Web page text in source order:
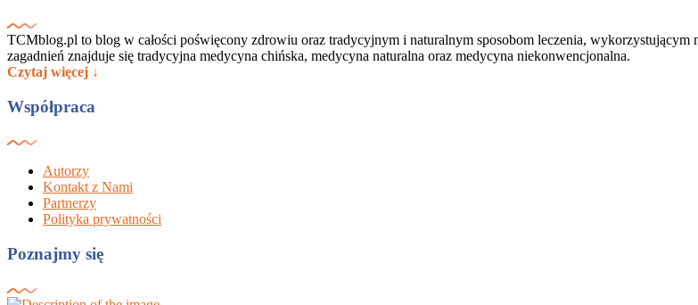
TCMblog.pl to blog w całości poświęcony zdrowiu oraz tradycyjnym i naturalnym sposobom leczenia,
zagadnień znajduje się tradycyjna medycyna chińska, medycyna naturalna oraz medycyna niekonwencjonalna.
Czytaj więcej ↓
Współpraca
Autorzy
Kontakt z Nami
Partnerzy
Polityka prywatności
Poznajmy się